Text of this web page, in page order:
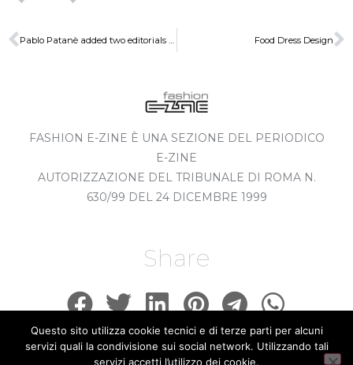
Pablo Patanè added two editorials to his page on SwapforStyle Food Dress Design
FASHION E-ZINE È UNA SEZIONE DEL PERIODICO
E-ZINE
AUTORIZZAZIONE DEL TRIBUNALE DI ROMA N.
630/99 DEL 24 DICEMBRE 1999
Share
Questo sito utilizza cookie tecnici e di terze parti per alcuni
servizi quali la condivisione sui social network. Utilizzando tali
servizi accetti l’utilizzo dei cookie.